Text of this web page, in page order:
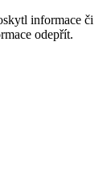
informace či
odepřít.